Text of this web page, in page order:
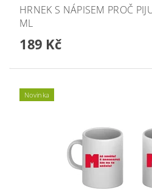
HRNEK S NÁPISEM PROČ
ML
189 Kč
Novinka